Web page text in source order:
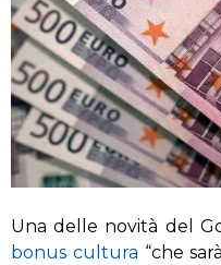
Una delle novità del
bonus cultura “che